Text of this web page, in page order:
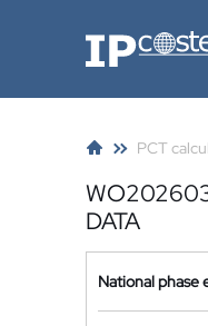
IP-Coster
PCT
DATA
National phase